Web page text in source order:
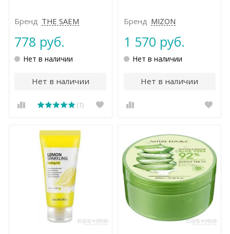
Бренд THE SAEM
778 руб.
Нет в наличии
Нет в наличии
(1)
Бренд MIZON
1 570 руб.
Нет в наличии
Нет в наличии